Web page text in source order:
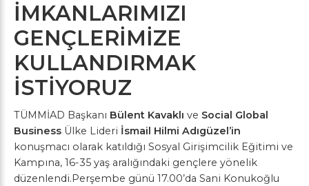
İMKANLARIMIZI
GENÇLERİMİZE
KULLANDIRMAK
İSTİYORUZ
TÜMMİAD Başkanı Bülent Kavaklı ve Social Global
Business Ülke Lideri İsmail Hilmi Adıgüzel’in
konuşmacı olarak katıldığı Sosyal Girişimcilik Eğitimi ve
Kampına, 16-35 yaş aralığındaki gençlere yönelik
düzenlendi.Perşembe günü 17.00’da Sani Konukoğlu